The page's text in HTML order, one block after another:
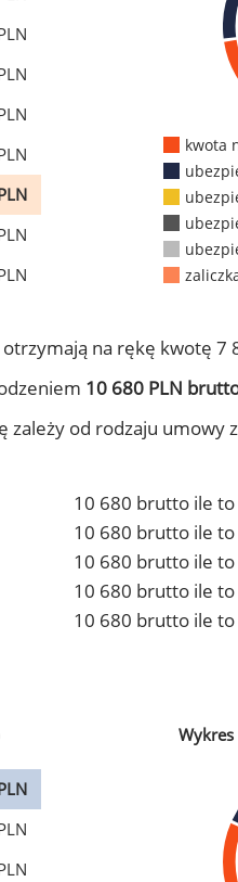
kwota
otrzymają na rękę kwotę 7
10 680 PLN
od rodzaju umowy
10 680 brutto ile
10 680 brutto ile to
10 680 brutto ile
10 680 brutto ile
10 680 brutto ile